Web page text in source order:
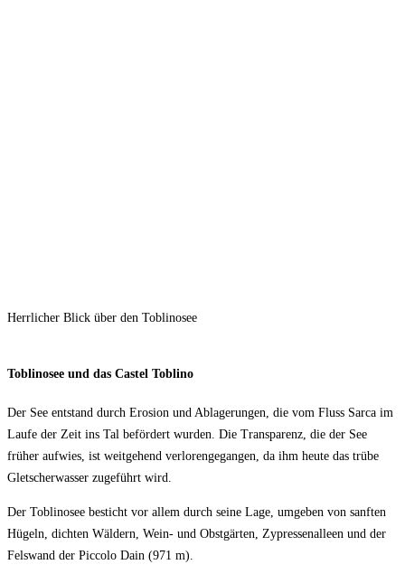
Herrlicher Blick über den Toblinosee
Toblinosee und das Castel Toblino
Der See entstand durch Erosion und Ablagerungen, die vom Fluss Sarca im
Laufe der Zeit ins Tal befördert wurden. Die Transparenz, die der See
früher aufwies, ist weitgehend verlorengegangen, da ihm heute das trübe
Gletscherwasser zugeführt wird.
Der Toblinosee besticht vor allem durch seine Lage, umgeben von sanften
Hügeln, dichten Wäldern, Wein- und Obstgärten, Zypressenalleen und der
Felswand der Piccolo Dain (971 m).